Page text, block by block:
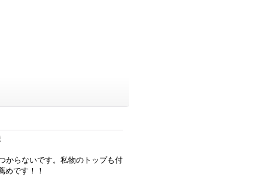
からないです。私物のトップも付
めです！！